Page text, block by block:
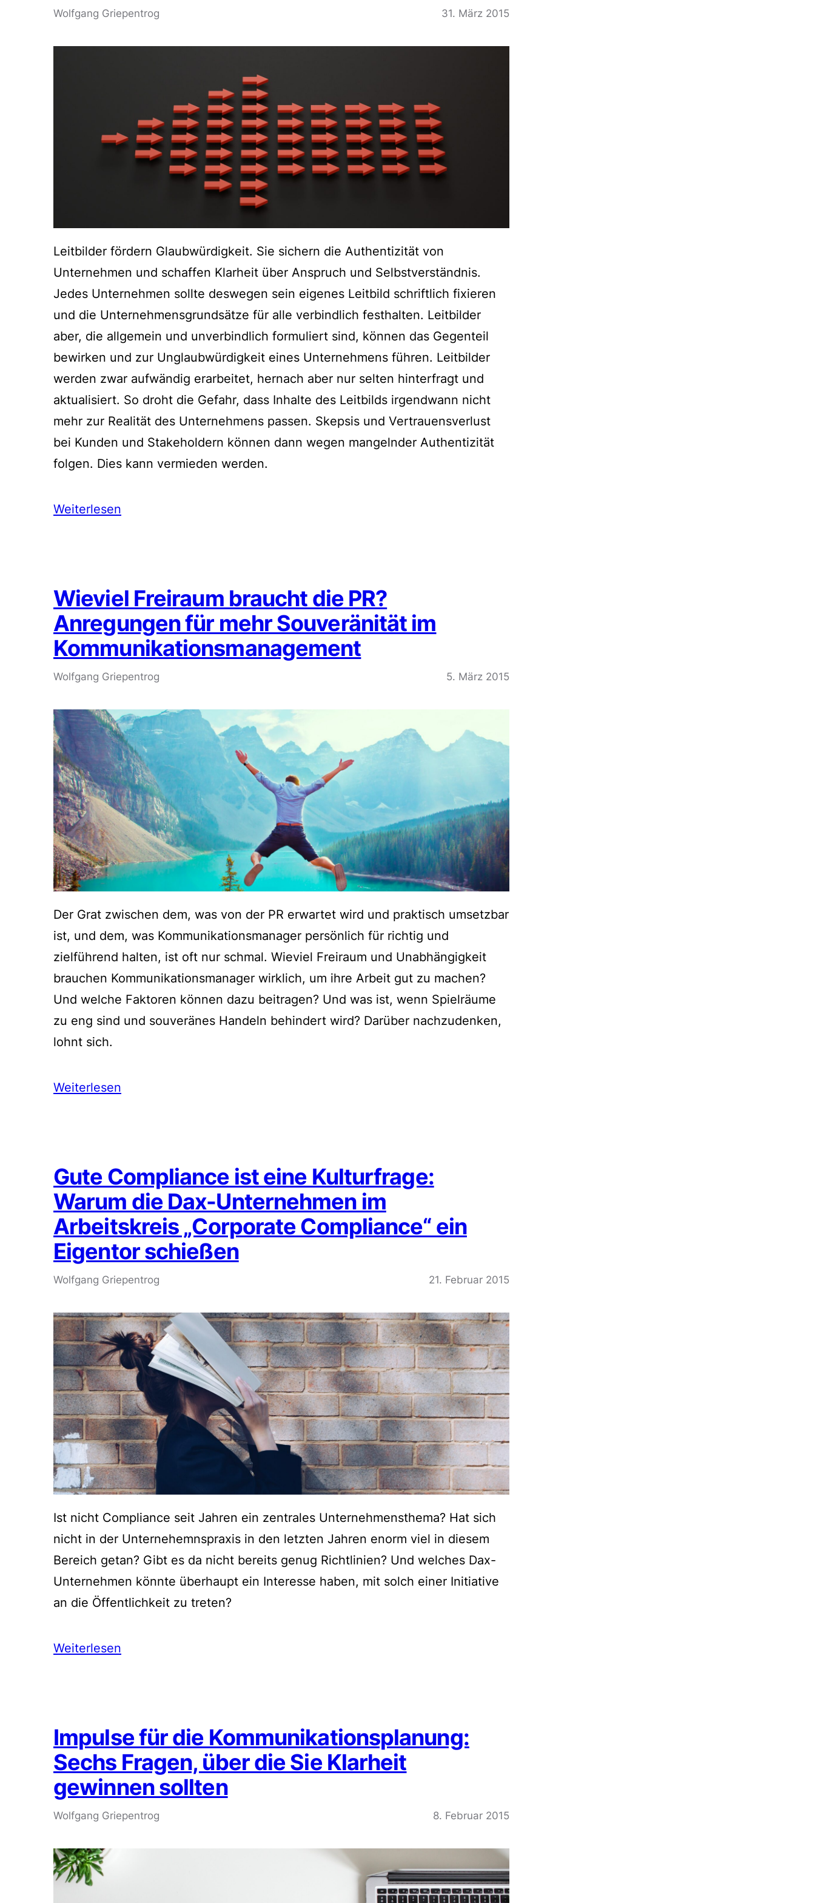
Wolfgang Griepentrog 31. März 2015
Leitbilder fördern Glaubwürdigkeit. Sie sichern die Authentizität von
Unternehmen und schaffen Klarheit über Anspruch und Selbstverständnis.
Jedes Unternehmen sollte deswegen sein eigenes Leitbild schriftlich fixieren
und die Unternehmensgrundsätze für alle verbindlich festhalten. Leitbilder
aber, die allgemein und unverbindlich formuliert sind, können das Gegenteil
bewirken und zur Unglaubwürdigkeit eines Unternehmens führen. Leitbilder
werden zwar aufwändig erarbeitet, hernach aber nur selten hinterfragt und
aktualisiert. So droht die Gefahr, dass Inhalte des Leitbilds irgendwann nicht
mehr zur Realität des Unternehmens passen. Skepsis und Vertrauensverlust
bei Kunden und Stakeholdern können dann wegen mangelnder Authentizität
folgen. Dies kann vermieden werden.
Weiterlesen
Wieviel Freiraum braucht die PR?
Anregungen für mehr Souveränität im
Kommunikationsmanagement
Wolfgang Griepentrog 5. März 2015
Der Grat zwischen dem, was von der PR erwartet wird und praktisch umsetzbar
ist, und dem, was Kommunikationsmanager persönlich für richtig und
zielführend halten, ist oft nur schmal. Wieviel Freiraum und Unabhängigkeit
brauchen Kommunikationsmanager wirklich, um ihre Arbeit gut zu machen?
Und welche Faktoren können dazu beitragen? Und was ist, wenn Spielräume
zu eng sind und souveränes Handeln behindert wird? Darüber nachzudenken,
lohnt sich.
Weiterlesen
Gute Compliance ist eine Kulturfrage:
Warum die Dax-Unternehmen im
Arbeitskreis „Corporate Compliance“ ein
Eigentor schießen
Wolfgang Griepentrog 21. Februar 2015
Ist nicht Compliance seit Jahren ein zentrales Unternehmensthema? Hat sich
nicht in der Unternehemnspraxis in den letzten Jahren enorm viel in diesem
Bereich getan? Gibt es da nicht bereits genug Richtlinien? Und welches Dax-
Unternehmen könnte überhaupt ein Interesse haben, mit solch einer Initiative
an die Öffentlichkeit zu treten?
Weiterlesen
Impulse für die Kommunikationsplanung:
Sechs Fragen, über die Sie Klarheit
gewinnen sollten
Wolfgang Griepentrog 8. Februar 2015